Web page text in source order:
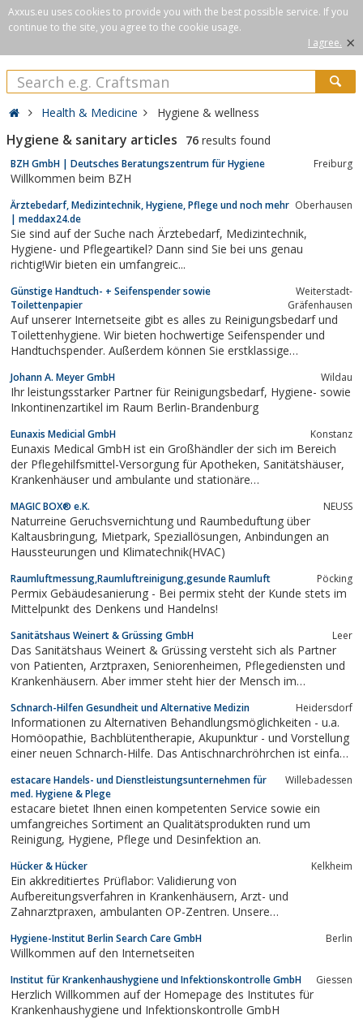
Axxus.eu uses cookies to provide you with the best possible service. If you
continue to the site, you agree to the cookie usage.
I agree. ×
Health & Medicine Hygiene & wellness
Hygiene & sanitary articles 76 results found
BZH GmbH | Deutsches Beratungszentrum für Hygiene Freiburg
Willkommen beim BZH
Ärztebedarf, Medizintechnik, Hygiene, Pflege und noch mehr
| meddax24.de
Oberhausen
Sie sind auf der Suche nach Ärztebedarf, Medizintechnik,
Hygiene- und Pflegeartikel? Dann sind Sie bei uns genau
richtig!Wir bieten ein umfangreic...
Günstige Handtuch- + Seifenspender sowie
Toilettenpapier
Weiterstadt-
Gräfenhausen
Auf unserer Internetseite gibt es alles zu Reinigungsbedarf und
Toilettenhygiene. Wir bieten hochwertige Seifenspender und
Handtuchspender. Außerdem können Sie erstklassige
bestellen. Kontaktieren Sie uns einfach für weitere
Informationen!
Johann A. Meyer GmbH Wildau
Ihr leistungsstarker Partner für Reinigungsbedarf, Hygiene- sowie
Inkontinenzartikel im Raum Berlin-Brandenburg
Eunaxis Medicial GmbH Konstanz
Eunaxis Medical GmbH ist ein Großhändler der sich im Bereich
der Pflegehilfsmittel-Versorgung für Apotheken, Sanitätshäuser,
Krankenhäuser und ambulante und stationäre
breit gefächert und die Produkte sind qualitativ hochwertig,
genießen einen sehr guten...
MAGIC BOX® e.K. NEUSS
Naturreine Geruchsvernichtung und Raumbeduftung über
Kaltausbringung, Mietpark, Speziallösungen, Anbindungen an
Haussteurungen und Klimatechnik(HVAC)
Raumluftmessung,Raumluftreinigung,gesunde Raumluft Pöcking
Permix Gebäudesanierung - Bei permix steht der Kunde stets im
Mittelpunkt des Denkens und Handelns!
Sanitätshaus Weinert & Grüssing GmbH Leer
Das Sanitätshaus Weinert & Grüssing versteht sich als Partner
von Patienten, Arztpraxen, Seniorenheimen, Pflegediensten und
Krankenhäusern. Aber immer steht hier der Mensch im
an“ unterstrichen wird.
Schnarch-Hilfen Gesundheit und Alternative Medizin Heidersdorf
Informationen zu Alternativen Behandlungsmöglichkeiten - u.a.
Homöopathie, Bachblütentherapie, Akupunktur - und Vorstellung
einer neuen Schnarch-Hilfe. Das Antischnarchröhrchen ist einfach
Logopädin entwickelt. Mit der patentierten Dreikammertechnik
kann geziehlt das Gaumensegel...
estacare Handels- und Dienstleistungsunternehmen für
med. Hygiene & Plege
Willebadessen
estacare bietet Ihnen einen kompetenten Service sowie ein
umfangreiches Sortiment an Qualitätsprodukten rund um
Reinigung, Hygiene, Pflege und Desinfektion an.
Hücker & Hücker Kelkheim
Ein akkreditiertes Prüflabor: Validierung von
Aufbereitungsverfahren in Krankenhäusern, Arzt- und
Zahnarztpraxen, ambulanten OP-Zentren. Unsere
zur staatlich anerkannten Hygienefachkraft an.
Hygiene-Institut Berlin Search Care GmbH Berlin
Willkommen auf den Internetseiten
Institut für Krankenhaushygiene und Infektionskontrolle GmbH Giessen
Herzlich Willkommen auf der Homepage des Institutes für
Krankenhaushygiene und Infektionskontrolle GmbH